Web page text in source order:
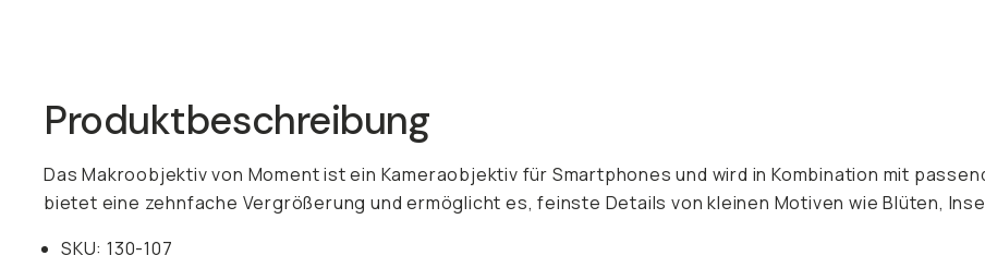
Produktbeschreibung
Das Makroobjektiv von Moment ist ein Kameraobjektiv für Smartphones und wird in Kombination mit
bietet eine zehnfache Vergrößerung und ermöglicht es, feinste Details von kleinen Motiven wie Blüten,
SKU: 130-107
Terms & Conditions